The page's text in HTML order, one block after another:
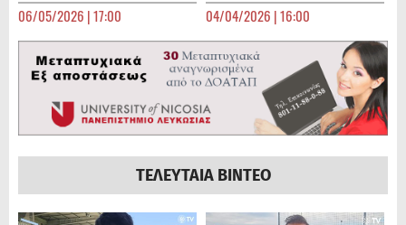
06/05/2026 | 17:00 04/04/2026 | 16:00
ΤΕΛΕΥΤΑΙΑ ΒΙΝΤΕΟ